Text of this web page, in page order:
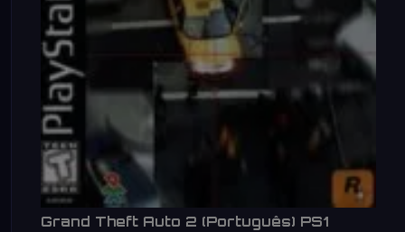
Grand Theft Auto 2 (Português) PS1